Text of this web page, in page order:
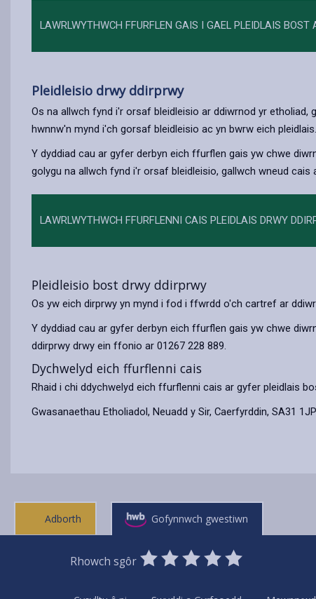
LAWRLWYTHWCH FFURFLEN GAIS I GAEL PLEIDLAIS
Pleidleisio drwy ddirprwy
Os na allwch fynd i'r orsaf bleidleisio ar ddiwrnod yr etholiad,
hwnnw'n mynd i'ch gorsaf bleidleisio ac yn bwrw eich pleidlais.
Y dyddiad cau ar gyfer derbyn eich ffurflen gais yw chwe
golygu na allwch fynd i'r orsaf bleidleisio, gallwch wneud
LAWRLWYTHWCH FFURFLENNI CAIS PLEIDLAIS DRWY
Pleidleisio bost drwy ddirprwy
Os yw eich dirprwy yn mynd i fod i ffwrdd o'ch cartref ar
Y dyddiad cau ar gyfer derbyn eich ffurflen gais yw chwe
ddirprwy drwy ein ffonio ar 01267 228 889.
Dychwelyd eich ffurflenni cais
Rhaid i chi ddychwelyd eich ffurflenni cais ar gyfer pleidlais
Gwasanaethau Etholiadol, Neuadd y Sir, Caerfyrddin, SA31 1JP
Adborth Gofynnwch gwestiwn
Rhowch sgôr
0
Stars
1
Star
2
Stars
3
Stars
4
Stars
5
Stars